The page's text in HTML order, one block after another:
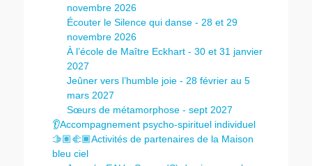
novembre 2026
Écouter le Silence qui danse - 28 et 29
novembre 2026
À l’école de Maître Eckhart - 30 et 31 janvier
2027
Jeûner vers l’humble joie - 28 février au 5
mars 2027
Sœurs de métamorphose - sept 2027
👂Accompagnement psycho-spirituel individuel
🫱🏽‍🫲🏾Activités de partenaires de la Maison
bleu ciel